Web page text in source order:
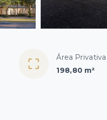
Área Privativa
198,80 m²